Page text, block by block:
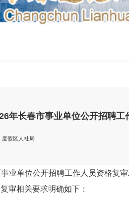
年长春市事业单位公开招聘
度假区人社局
单位公开招聘工作人员资格复审
审相关要求明确如下：